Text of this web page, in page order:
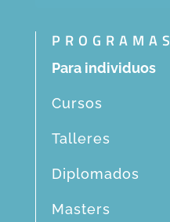
PROGRAMAS
Para individuos
Cursos
Talleres
Diplomados
Masters